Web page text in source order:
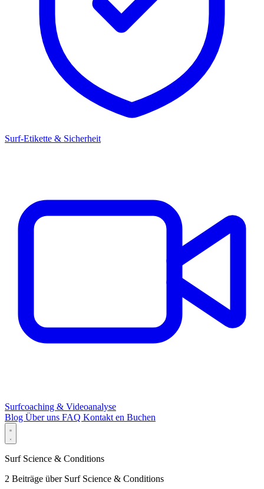
Surf-Etikette & Sicherheit
Surfcoaching & Videoanalyse
Blog Über uns FAQ Kontakten Buchen
Surf Science & Conditions
2 Beiträge über Surf Science & Conditions